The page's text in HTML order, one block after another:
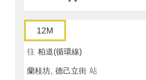
12M
往 柏道(循環線)
蘭桂坊, 德己立街 站